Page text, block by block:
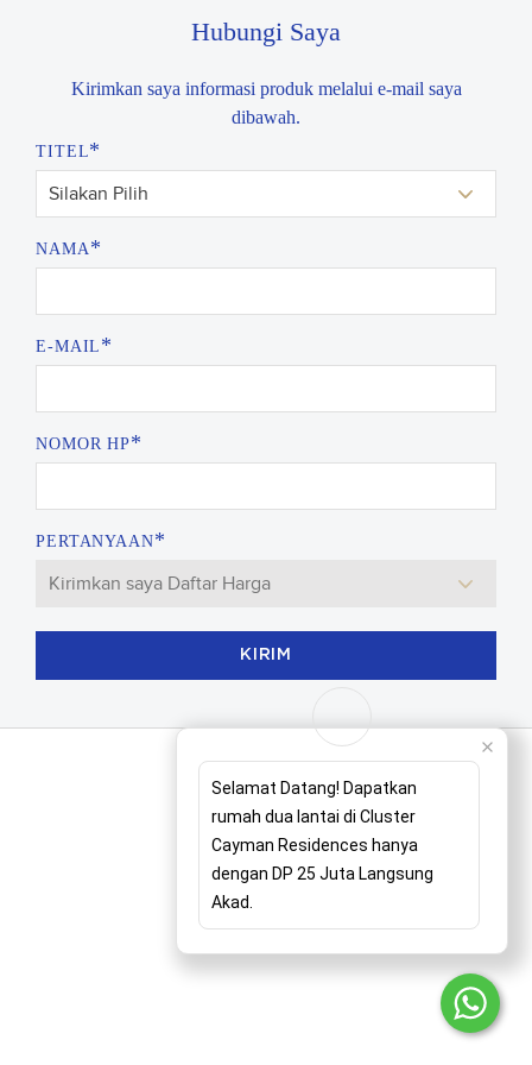
Hubungi Saya
Kirimkan saya informasi produk melalui e-mail saya
dibawah.
TITEL*
NAMA*
E-MAIL *
NOMOR HP*
PERTANYAAN*
KIRIM
Selamat Datang! Dapatkan
rumah dua lantai di Cluster
Cayman Residences hanya
dengan DP 25 Juta Langsung
Akad.